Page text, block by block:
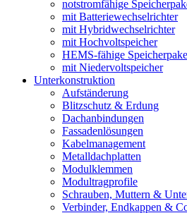
notstromfähige
mit Batteriewechselrichter
mit Hybridwechselrichter
mit Hochvoltspeicher
HEMS-fähige
mit Niedervoltspeicher
Unterkonstruktion
Aufständerung
Blitzschutz & Erdung
Dachanbindungen
Fassadenlösungen
Kabelmanagement
Metalldachplatten
Modulklemmen
Modultragprofile
Schrauben, Muttern &
Verbinder, Endkappen &